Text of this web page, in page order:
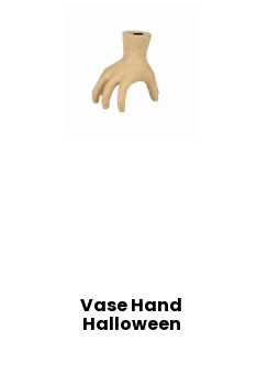
Vase Hand
Halloween